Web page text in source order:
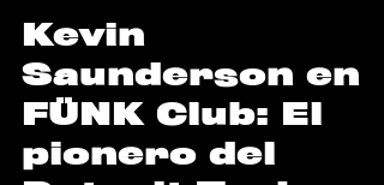
¿Qué Plan?
Kevin
Saunderson en
FÜNK Club: El